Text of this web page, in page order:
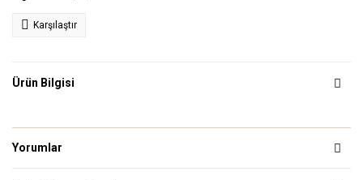
Karşılaştır
Ürün Bilgisi
Yorumlar